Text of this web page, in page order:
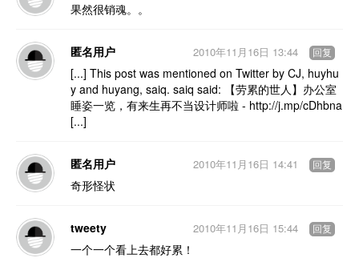
果然很销魂。。
匿名用户
[...] This post was mentioned on Twitter by CJ, huyhu
y and huyang, saiq. saiq said: 【劳累的世人】办公室
睡姿一览，有来生再不当设计师啦 - http://j.mp/cDhbna
[...]
2010年11月16日 13:44 回复
匿名用户
奇形怪状
2010年11月16日 14:41 回复
tweety
一个一个看上去都好累！
2010年11月16日 15:44 回复